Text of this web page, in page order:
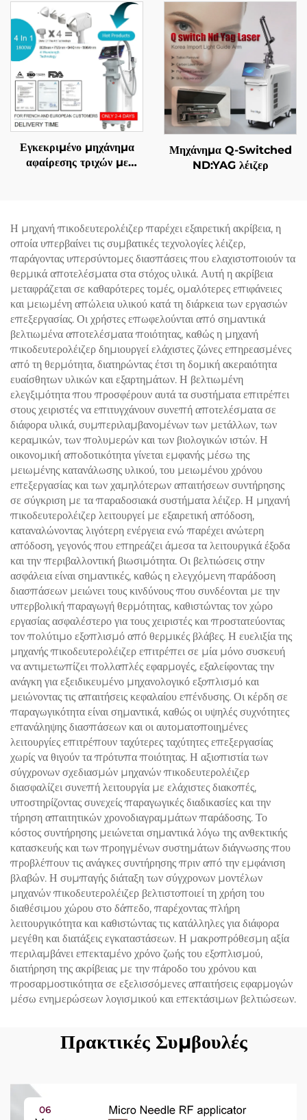
για Αναζωογόνηση του
Προσώπου
δέρματος, αναδιαμόρφωση
σώματος και
αντιμετώπιση γήρανσης
Εγκεκριμένο μηχάνημα
αφαίρεσης τριχών με
W, 3000 W, και μήκη
κύματος 755 nm, 808
nm, 940 nm, 1064 nm,
σύμφωνα με τις
προδιαγραφές MDR, FDA,
MDSAP
Μηχάνημα Q-Switched
ND:YAG λέιζερ
Η μηχανή πικοδευτερολέιζερ παρέχει εξαιρετική ακρίβεια, η
οποία υπερβαίνει τις συμβατικές τεχνολογίες λέιζερ,
παράγοντας υπερσύντομες διασπάσεις που ελαχιστοποιούν τα
θερμικά αποτελέσματα στα στόχος υλικά. Αυτή η ακρίβεια
μεταφράζεται σε καθαρότερες τομές, ομαλότερες επιφάνειες
και μειωμένη απώλεια υλικού κατά τη διάρκεια των εργασιών
επεξεργασίας. Οι χρήστες επωφελούνται από σημαντικά
βελτιωμένα αποτελέσματα ποιότητας, καθώς η μηχανή
πικοδευτερολέιζερ δημιουργεί ελάχιστες ζώνες επηρεασμένες
από τη θερμότητα, διατηρώντας έτσι τη δομική ακεραιότητα
ευαίσθητων υλικών και εξαρτημάτων. Η βελτιωμένη
ελεγξιμότητα που προσφέρουν αυτά τα συστήματα επιτρέπει
στους χειριστές να επιτυγχάνουν συνεπή αποτελέσματα σε
διάφορα υλικά, συμπεριλαμβανομένων των μετάλλων, των
κεραμικών, των πολυμερών και των βιολογικών ιστών. Η
οικονομική αποδοτικότητα γίνεται εμφανής μέσω της
μειωμένης κατανάλωσης υλικού, του μειωμένου χρόνου
επεξεργασίας και των χαμηλότερων απαιτήσεων συντήρησης
σε σύγκριση με τα παραδοσιακά συστήματα λέιζερ. Η μηχανή
πικοδευτερολέιζερ λειτουργεί με εξαιρετική απόδοση,
καταναλώνοντας λιγότερη ενέργεια ενώ παρέχει ανώτερη
απόδοση, γεγονός που επηρεάζει άμεσα τα λειτουργικά έξοδα
και την περιβαλλοντική βιωσιμότητα. Οι βελτιώσεις στην
ασφάλεια είναι σημαντικές, καθώς η ελεγχόμενη παράδοση
διασπάσεων μειώνει τους κινδύνους που συνδέονται με την
υπερβολική παραγωγή θερμότητας, καθιστώντας τον χώρο
εργασίας ασφαλέστερο για τους χειριστές και προστατεύοντας
τον πολύτιμο εξοπλισμό από θερμικές βλάβες. Η ευελιξία της
μηχανής πικοδευτερολέιζερ επιτρέπει σε μία μόνο συσκευή
να αντιμετωπίζει πολλαπλές εφαρμογές, εξαλείφοντας την
ανάγκη για εξειδικευμένο μηχανολογικό εξοπλισμό και
μειώνοντας τις απαιτήσεις κεφαλαίου επένδυσης. Οι κέρδη σε
παραγωγικότητα είναι σημαντικά, καθώς οι υψηλές συχνότητες
επανάληψης διασπάσεων και οι αυτοματοποιημένες
λειτουργίες επιτρέπουν ταχύτερες ταχύτητες επεξεργασίας
χωρίς να θιγούν τα πρότυπα ποιότητας. Η αξιοπιστία των
σύγχρονων σχεδιασμών μηχανών πικοδευτερολέιζερ
διασφαλίζει συνεπή λειτουργία με ελάχιστες διακοπές,
υποστηρίζοντας συνεχείς παραγωγικές διαδικασίες και την
τήρηση απαιτητικών χρονοδιαγραμμάτων παράδοσης. Το
κόστος συντήρησης μειώνεται σημαντικά λόγω της ανθεκτικής
κατασκευής και των προηγμένων συστημάτων διάγνωσης που
προβλέπουν τις ανάγκες συντήρησης πριν από την εμφάνιση
βλαβών. Η συμπαγής διάταξη των σύγχρονων μοντέλων
μηχανών πικοδευτερολέιζερ βελτιστοποιεί τη χρήση του
διαθέσιμου χώρου στο δάπεδο, παρέχοντας πλήρη
λειτουργικότητα και καθιστώντας τις κατάλληλες για διάφορα
μεγέθη και διατάξεις εγκαταστάσεων. Η μακροπρόθεσμη αξία
περιλαμβάνει επεκταμένο χρόνο ζωής του εξοπλισμού,
διατήρηση της ακρίβειας με την πάροδο του χρόνου και
προσαρμοστικότητα σε εξελισσόμενες απαιτήσεις εφαρμογών
μέσω ενημερώσεων λογισμικού και επεκτάσιμων βελτιώσεων.
Πρακτικές Συμβουλές
06